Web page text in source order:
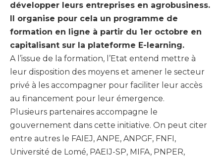
développer leurs entreprises en agrobusiness.
Il organise pour cela un programme de
formation en ligne à partir du 1er octobre en
capitalisant sur la plateforme E-learning.
A l’issue de la formation, l’Etat entend mettre à
leur disposition des moyens et amener le secteur
privé à les accompagner pour faciliter leur accès
au financement pour leur émergence.
Plusieurs partenaires accompagne le
gouvernement dans cette initiative. On peut citer
entre autres le FAIEJ, ANPE, ANPGF, FNFI,
Université de Lomé, PAEIJ-SP, MIFA, PNPER,